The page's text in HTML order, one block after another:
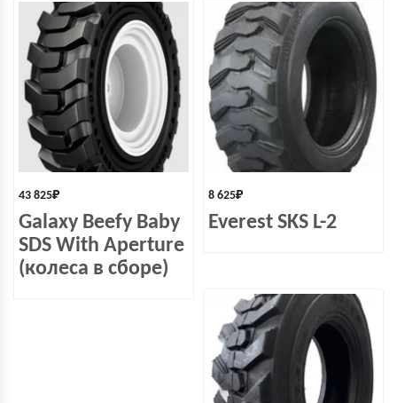
43 825₽
Galaxy Beefy Baby
SDS With Aperture
(колеса в сборе)
8 625₽
Everest SKS L-2